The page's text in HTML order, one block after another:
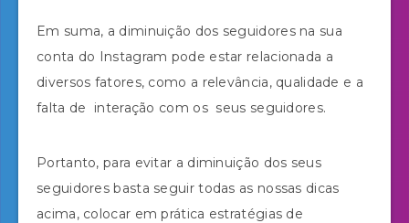
Em suma, a diminuição dos seguidores na sua
conta do Instagram pode estar relacionada a
diversos fatores, como a relevância, qualidade e a
falta de interação com os seus seguidores.
Portanto, para evitar a diminuição dos seus
seguidores basta seguir todas as nossas dicas
acima, colocar em prática estratégias de